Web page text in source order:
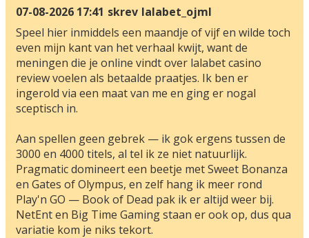
07-08-2026 17:41 skrev lalabet_ojml
Speel hier inmiddels een maandje of vijf en wilde toch
even mijn kant van het verhaal kwijt, want de
meningen die je online vindt over lalabet casino
review voelen als betaalde praatjes. Ik ben er
ingerold via een maat van me en ging er nogal
sceptisch in.
Aan spellen geen gebrek — ik gok ergens tussen de
3000 en 4000 titels, al tel ik ze niet natuurlijk.
Pragmatic domineert een beetje met Sweet Bonanza
en Gates of Olympus, en zelf hang ik meer rond
Play'n GO — Book of Dead pak ik er altijd weer bij.
NetEnt en Big Time Gaming staan er ook op, dus qua
variatie kom je niks tekort.